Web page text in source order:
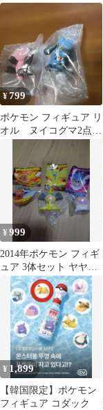
¥799
ポケモン フィギュア リ
オル ヌイコグマ2点セ
¥999
2014年ポケモン フィギ
ュア 3体セット ヤヤコ
マ エリキテル マーイー
¥ 1,899
【韓国限定】ポケモン
フィギュア コダック